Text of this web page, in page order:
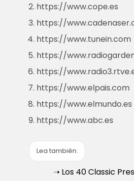
https://www.cope.es
https://
https://www.tunein.com
https://
https://
https://www.elpais.com
https://www.elmundo.es
https://www.abc.es
Lea también:
➝ Los 40 Classic